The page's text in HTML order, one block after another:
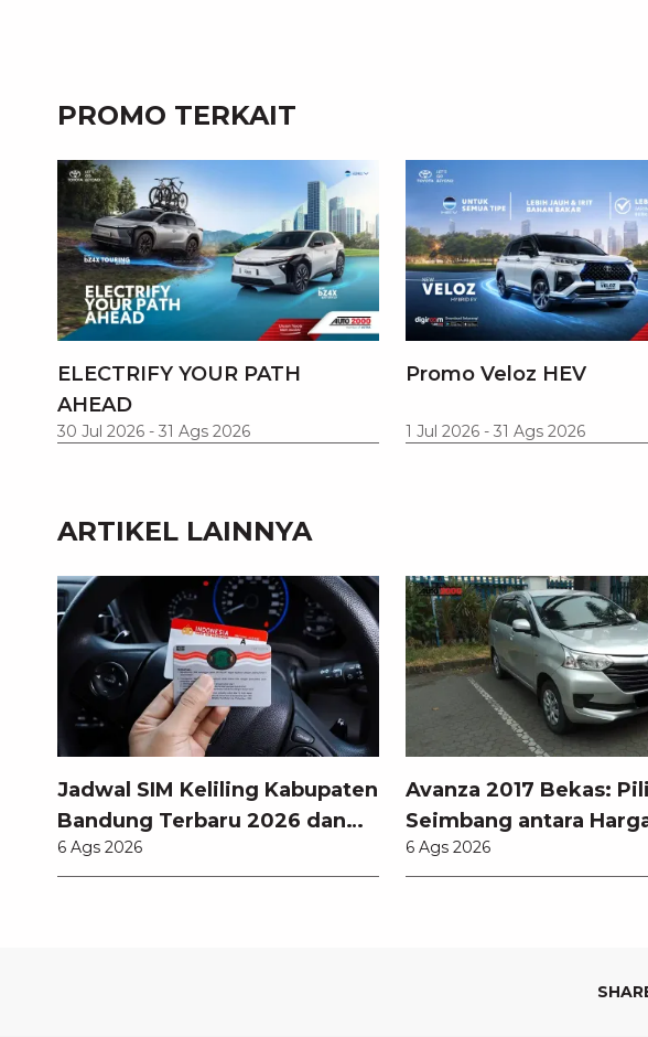
PROMO TERKAIT
ELECTRIFY YOUR PATH
AHEAD
30 Jul 2026 - 31 Ags 2026
Promo Veloz HEV
1 Jul 2026 - 31 Ags 2026
ARTIKEL LAINNYA
Jadwal SIM Keliling Kabupaten
Bandung Terbaru 2026 dan
Lokasinya
6 Ags 2026
Avanza 2017 Bekas:
Seimbang antara
Fitur Modern
6 Ags 2026